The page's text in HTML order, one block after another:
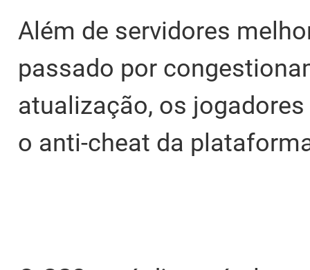
Além de servidores
passado por
atualização, os
o anti-cheat da